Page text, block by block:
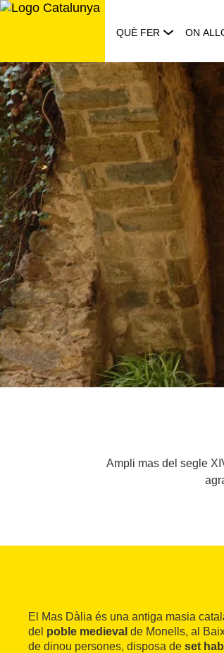
Saltar
QUÈ FER ON
Ampli mas del segle
El Mas Dàlia és una antiga masia
del poble medieval de Monells, al
de dinou persones, disposa de set